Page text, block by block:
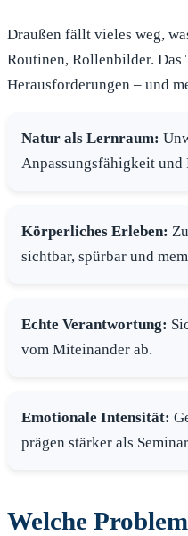
Draußen fällt vieles weg,
Routinen, Rollenbilder. Das
Herausforderungen – und
Natur als Lernraum:
Anpassungsfähigkeit und
Körperliches Erleben:
sichtbar, spürbar und
Echte Verantwortung:
vom Miteinander ab.
Emotionale Intensität:
prägen stärker als
Welche